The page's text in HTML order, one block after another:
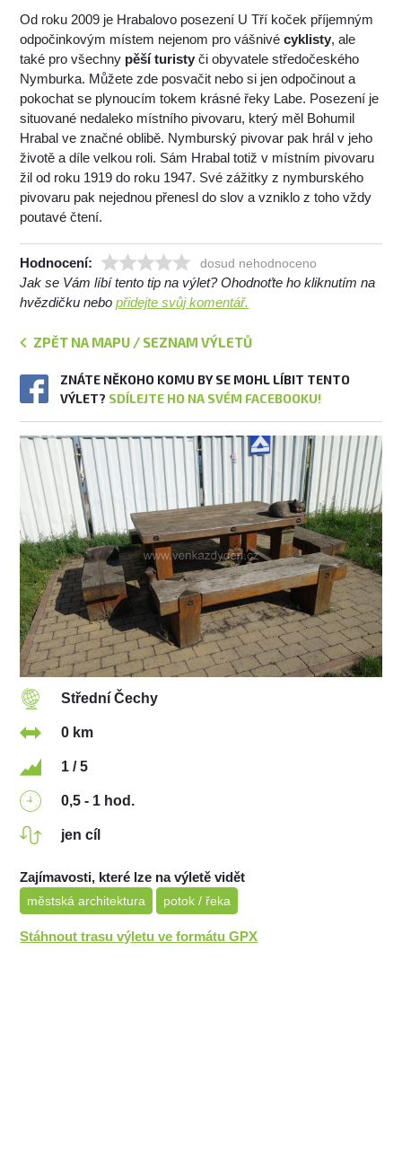
Od roku 2009 je Hrabalovo posezení U Tří koček příjemným
odpočinkovým místem nejenom pro vášnivécyklisty, ale
také pro všechny pěší turisty či obyvatele středočeského
Nymburka. Můžete zde posvačit nebo si jen odpočinout a
pokochat se plynoucím tokem krásné řeky Labe. Posezení je
situované nedaleko místního pivovaru, který měl Bohumil
Hrabal ve značné oblibě. Nymburský pivovar pak hrál v jeho
životě a díle velkou roli. Sám Hrabal totiž v místním pivovaru
žil od roku 1919 do roku 1947. Své zážitky z nymburského
pivovaru pak nejednou přenesl do slov a vzniklo z toho vždy
poutavé čtení.
Hodnocení: dosud nehodnoceno
Jak se Vám líbí tento tip na výlet? Ohodnoťte ho kliknutím na
hvězdičku nebopřidejte svůj komentář.
ZPĚT NA MAPU / SEZNAM VÝLETŮ
ZNÁTE NĚKOHO KOMU BY SE MOHL LÍBIT TENTO
VÝLET? SDÍLEJTE HO NA SVÉM FACEBOOKU!
Střední Čechy
0 km
1 / 5
0,5 - 1 hod.
jen cíl
Zajímavosti, které lze na výletě vidět
městská architektura potok / řeka
Stáhnout trasu výletu ve formátu GPX